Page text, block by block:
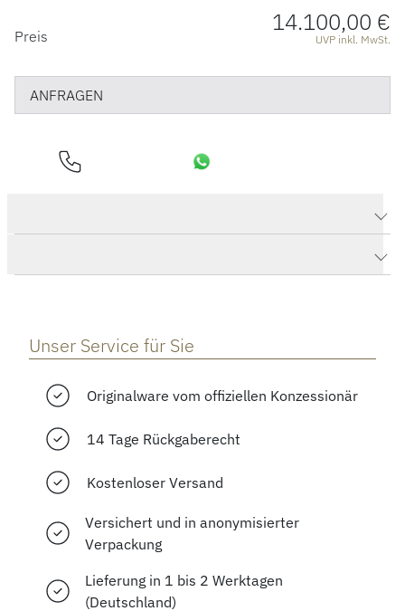
PREISINFORMATIONEN
Preis 14.100,00 €
UVP inkl. MwSt.
ANFRAGEN
Unser Service für Sie
Originalware vom offiziellen Konzessionär
14 Tage Rückgaberecht
Kostenloser Versand
Versichert und in anonymisierter
Verpackung
Lieferung in 1 bis 2 Werktagen
(Deutschland)